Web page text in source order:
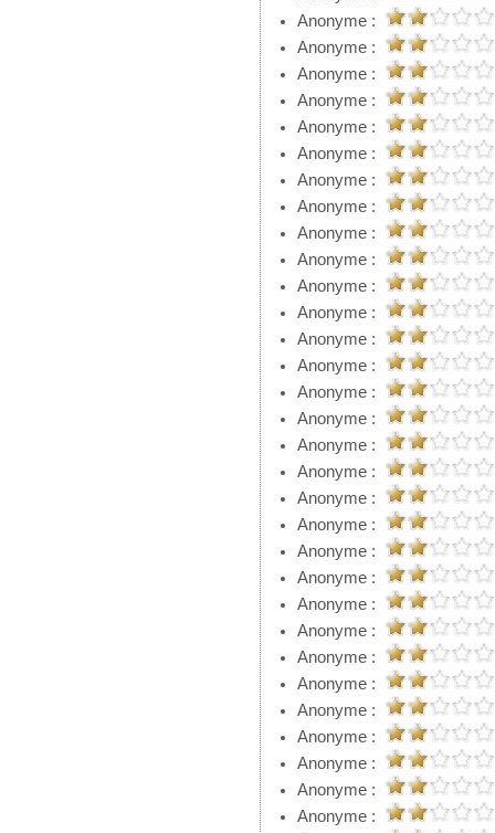
Anonyme :
Anonyme :
Anonyme :
Anonyme :
Anonyme :
Anonyme :
Anonyme :
Anonyme :
Anonyme :
Anonyme :
Anonyme :
Anonyme :
Anonyme :
Anonyme :
Anonyme :
Anonyme :
Anonyme :
Anonyme :
Anonyme :
Anonyme :
Anonyme :
Anonyme :
Anonyme :
Anonyme :
Anonyme :
Anonyme :
Anonyme :
Anonyme :
Anonyme :
Anonyme :
Anonyme :